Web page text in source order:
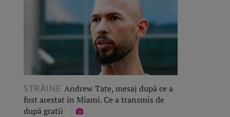
STRĂINE Andrew Tate, mesaj după ce a
fost arestat în Miami. Ce a transmis de
după gratii